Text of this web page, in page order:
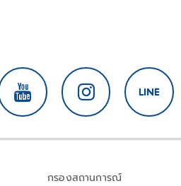
กรองสถานการณ์